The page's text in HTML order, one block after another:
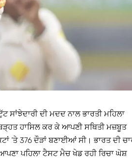
ਸਾਂਝੇਦਾਰੀ ਦੀ ਮਦਦ ਨਾਲ ਭਾਰਤੀ ਮਹਿਲਾ
ਹਾਸਿਲ ਕਰ ਕੇ ਆਪਣੀ ਸਥਿਤੀ ਮਜ਼ਬੂਤ
’ਤੇ 376 ਦੌੜਾਂ ਬਣਾਈਆਂ ਸੀ। ਭਾਰਤ ਦੀ
ਪਹਿਲਾ ਟੈਸਟ ਮੈਚ ਖੇਡ ਰਹੀ ਰਿਚਾ ਘੋਸ਼